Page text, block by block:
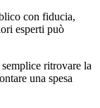
con fiducia,
esperti può
ritrovare la
una spesa